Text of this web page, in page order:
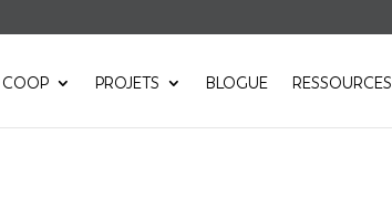
COOP PROJETS BLOGUE RESSOURCES